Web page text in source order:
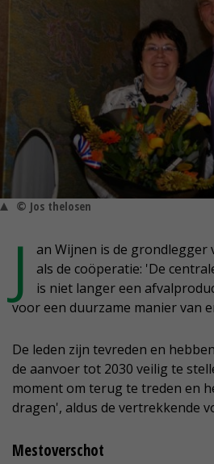
© Jos thelosen
J
an Wijnen is de grondlegger
als de coöperatie: 'De
is niet langer een
voor een duurzame manier van
De leden zijn tevreden en
de aanvoer tot 2030 veilig te
moment om terug te treden en
dragen', aldus de vertrekkende
Mestoverschot